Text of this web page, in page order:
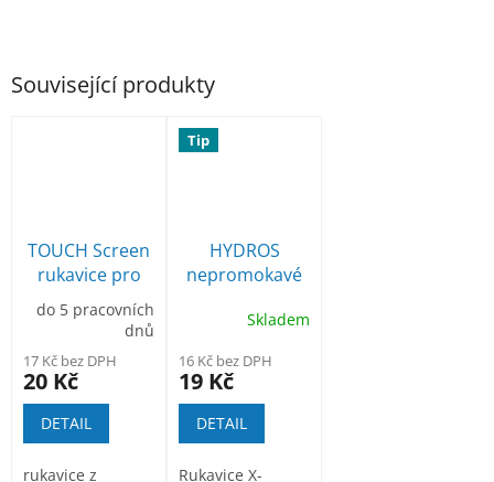
Související produkty
TOUCH Screen
rukavice pro
práci s
dotykovými
do 5 pracovních
dnů
17 Kč bez DPH
20 Kč
DETAIL
rukavice z
Tip
HYDROS
nepromokavé
rukavice
Skladem
16 Kč bez DPH
19 Kč
DETAIL
Rukavice X-